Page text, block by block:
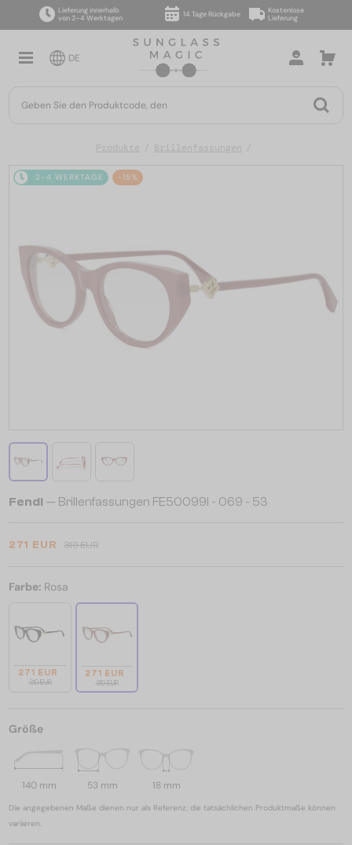
Lieferung innerhalb
von 2–4 Werktagen
14 Tage Rückgabe
Kostenlose
Lieferung
DE
Produkte Brillenfassungen
2-4 WERKTAGE -15%
Fendi — Brillenfassungen FE50099I - 069 - 53
271 EUR 319 EUR
Farbe: Rosa
271 EUR
319 EUR
271 EUR
319 EUR
Größe
140 mm 53 mm 18 mm
Die angegebenen Maße dienen nur als Referenz; die tatsächlichen Produktmaße können
variieren.